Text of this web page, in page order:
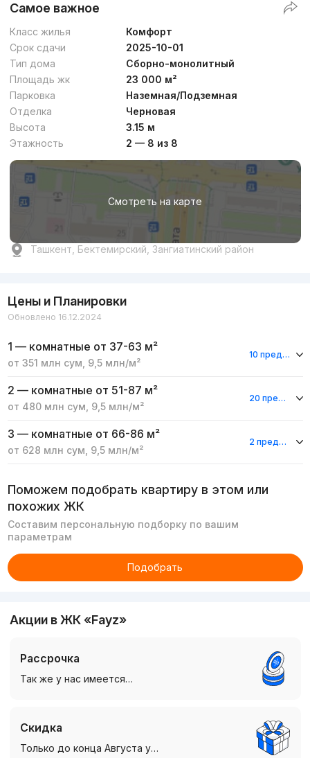
Самое важное
Класс жилья
Комфорт
Срок сдачи
2025-10-01
Тип дома
Сборно-монолитный
Площадь жк
23 000 м²
Парковка
Наземная/Подземная
Отделка
Черновая
Высота
3.15 м
Этажность
2 — 8 из 8
Смотреть на карте
Ташкент, Бектемирский, Зангиатинский район
Цены и Планировки
Обновлено 16.12.2024
1 — комнатные от 37-63 м²
от 351 млн сум 9,5 млн/м²
10 предложений
2 — комнатные от 51-87 м²
от 480 млн сум 9,5 млн/м²
20 предложений
3 — комнатные от 66-86 м²
от 628 млн сум 9,5 млн/м²
2 предложения
Поможем подобрать квартиру в этом или
похожих ЖК
Составим персональную подборку по вашим
параметрам
Подобрать
Акции в ЖК «Fayz»
Рассрочка
Так же у нас имеется…
Скидка
Только до конца Августа у…